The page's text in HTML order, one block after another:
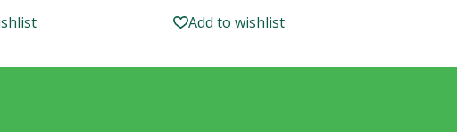
Add to wishlist